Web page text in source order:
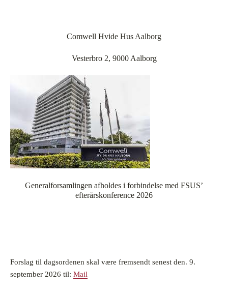
Comwell Hvide Hus Aalborg
Vesterbro 2, 9000 Aalborg
Generalforsamlingen afholdes i forbindelse med FSUS’
efterårskonference 2026
Forslag til dagsordenen skal være fremsendt senest den. 9.
september 2026 til: Mail